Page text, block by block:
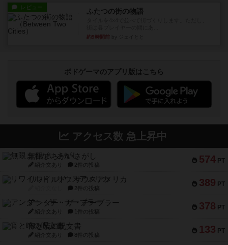
レビュー ふたつの街の物語
約9時間前
ボドゲーマのアプリ版はこちら
アクセス数 急上昇中
574 PT
無限まちがいさがし
紹介文あり 2件の投稿
389 PT
リワイルド：サウスアメリカ
2件の投稿
378 PT
アンダー・ザ・テーブラー
紹介文あり 1件の投稿
133 PT
宵と暁の呪文書
紹介文あり 8件の投稿